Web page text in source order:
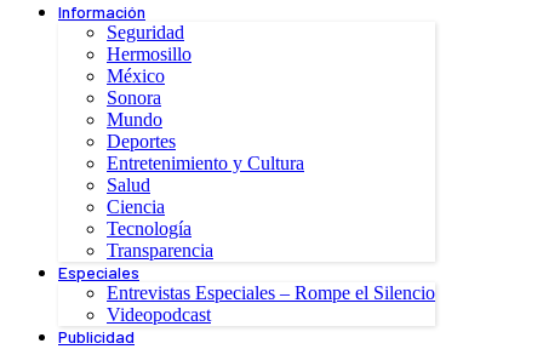
Información
Seguridad
Hermosillo
México
Sonora
Mundo
Deportes
Entretenimiento y Cultura
Salud
Ciencia
Tecnología
Transparencia
Especiales
Entrevistas Especiales – Rompe el Silencio
Videopodcast
Publicidad